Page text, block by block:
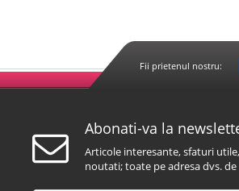
Fii prietenul nostru:
Abonati-va la
Articole interesante, sfaturi
noutati; toate pe adresa dvs. de